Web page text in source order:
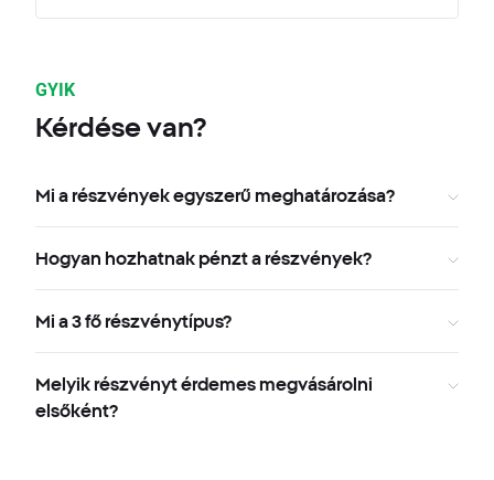
GYIK
Kérdése van?
Mi a részvények egyszerű meghatározása?
Hogyan hozhatnak pénzt a részvények?
Mi a 3 fő részvénytípus?
Melyik részvényt érdemes megvásárolni
elsőként?